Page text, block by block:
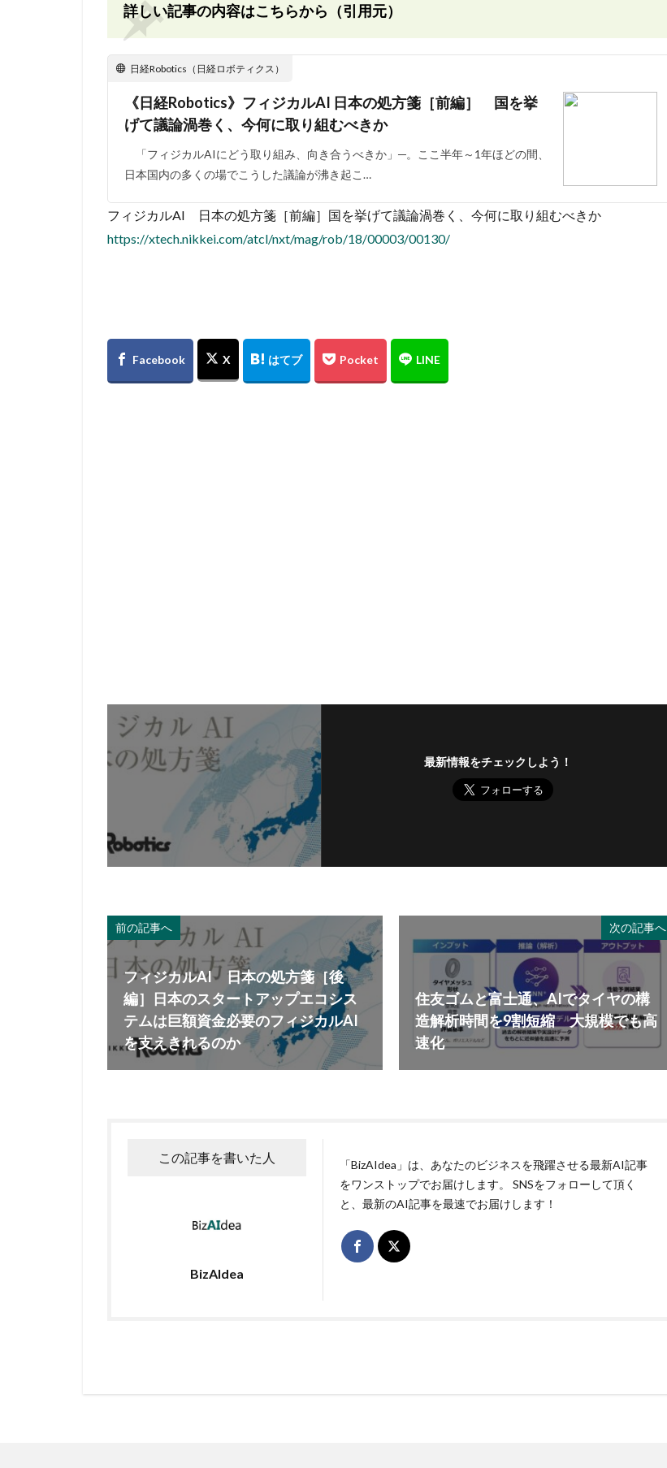
詳しい記事の内容はこちらから（引用元）
日経Robotics（日経ロボティクス）
《日経Robotics》フィジカルAI 日本の処方箋［前編］ 国を挙
げて議論渦巻く、今何に取り組むべきか
「フィジカルAIにどう取り組み、向き合うべきか」─。ここ半年～1年ほどの間、
日本国内の多くの場でこうした議論が沸き起こ…
フィジカルAI 日本の処方箋［前編］国を挙げて議論渦巻く、今何に取り組むべきか
https://xtech.nikkei.com/atcl/nxt/mag/rob/18/00003/00130/
最新情報をチェックしよう！
前の記事へ
フィジカルAI 日本の処方箋［後
編］日本のスタートアップエコシス
テムは巨額資金必要のフィジカルAI
を支えきれるのか
次の記事へ
住友ゴムと富士通、AIでタイヤの構
造解析時間を9割短縮 大規模でも高
速化
この記事を書いた人
BizAIdea
「BizAIdea」は、あなたのビジネスを飛躍させる最新AI記事
をワンストップでお届けします。 SNSをフォローして頂く
と、最新のAI記事を最速でお届けします！